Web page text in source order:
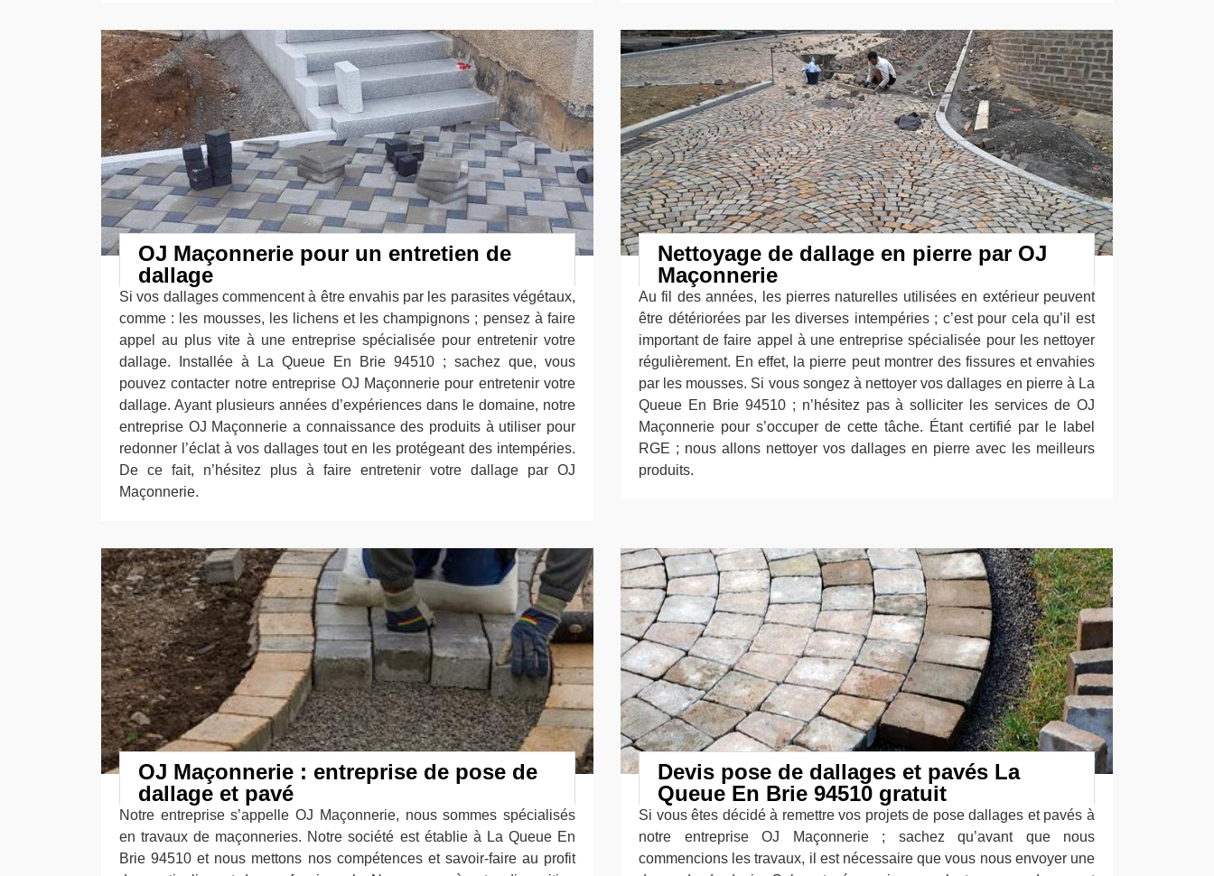
OJ Maçonnerie pour un entretien de
dallage
Si vos dallages commencent à être envahis par les parasites végétaux,
comme : les mousses, les lichens et les champignons ; pensez à faire
appel au plus vite à une entreprise spécialisée pour entretenir votre
dallage. Installée à La Queue En Brie 94510 ; sachez que, vous
pouvez contacter notre entreprise OJ Maçonnerie pour entretenir votre
dallage. Ayant plusieurs années d’expériences dans le domaine, notre
entreprise OJ Maçonnerie a connaissance des produits à utiliser pour
redonner l’éclat à vos dallages tout en les protégeant des intempéries.
De ce fait, n’hésitez plus à faire entretenir votre dallage par OJ
Maçonnerie.
Nettoyage de dallage en pierre par OJ
Maçonnerie
Au fil des années, les pierres naturelles utilisées en extérieur peuvent
être détériorées par les diverses intempéries ; c’est pour cela qu’il est
important de faire appel à une entreprise spécialisée pour les nettoyer
régulièrement. En effet, la pierre peut montrer des fissures et envahies
par les mousses. Si vous songez à nettoyer vos dallages en pierre à La
Queue En Brie 94510 ; n’hésitez pas à solliciter les services de OJ
Maçonnerie pour s’occuper de cette tâche. Étant certifié par le label
RGE ; nous allons nettoyer vos dallages en pierre avec les meilleurs
produits.
OJ Maçonnerie : entreprise de pose de
dallage et pavé
Notre entreprise s’appelle OJ Maçonnerie, nous sommes spécialisés
en travaux de maçonneries. Notre société est établie à La Queue En
Brie 94510 et nous mettons nos compétences et savoir-faire au profit
Devis pose de dallages et pavés La
Queue En Brie 94510 gratuit
Si vous êtes décidé à remettre vos projets de pose dallages et pavés à
notre entreprise OJ Maçonnerie ; sachez qu’avant que nous
commencions les travaux, il est nécessaire que vous nous envoyer une